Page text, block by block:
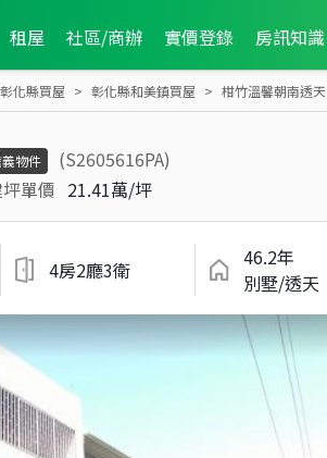
租屋 社區/商辦 實價登錄 房訊知識
彰化縣買屋 彰化縣和美鎮買屋 柑竹溫馨朝南透天
物件
(S2605616PA)
單價 21.41萬/坪
4房2廳3衛
46.2年
別墅/透天